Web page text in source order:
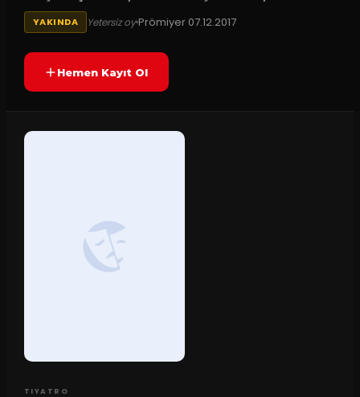
YAKINDA Yetersiz oyPrömiyer 07.12.2017
Hemen Kayıt Ol
TIYATRO